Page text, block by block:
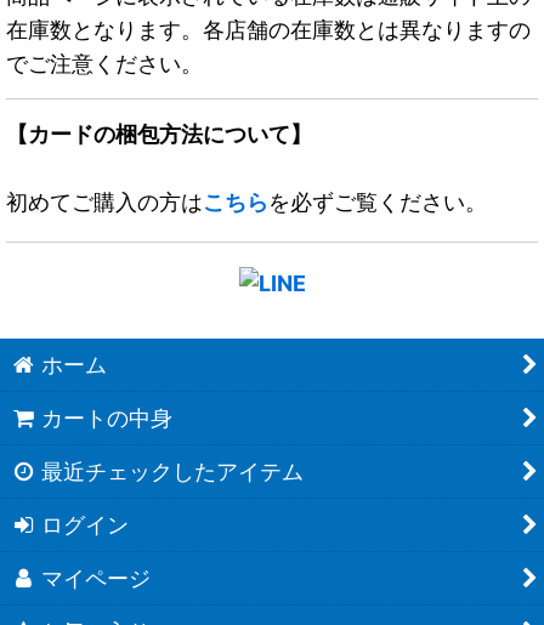
在庫数となります。各店舗の在庫数とは異なりますの
でご注意ください。
【カードの梱包方法について】
初めてご購入の方はこちらを必ずご覧ください。
ホーム
カートの中身
最近チェックしたアイテム
ログイン
マイページ